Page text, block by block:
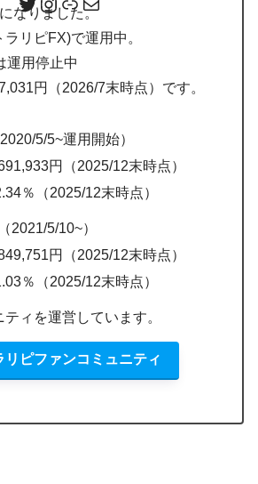
なりました。
リピFX)で運用中。
用停止中
円（2026/7末時点）です。
5/5~運用開始）
円（2025/12末時点）
％（2025/12末時点）
2021/5/10~）
円（2025/12末時点）
％（2025/12末時点）
ィを運営しています。
リピファンコミュニティ